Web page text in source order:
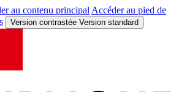
au contenu principal Accéder au pied de
Version contrastée Version standard